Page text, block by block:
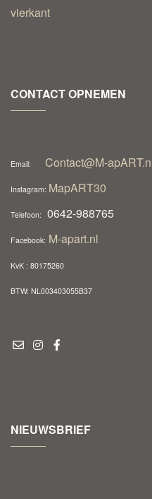
CONTACT OPNEMEN
Email: Contact@M-
Instagram: MapART30
Telefoon: 0642-988765
Facebook: M-apart.nl
KvK : 80175260
BTW: NL003403055B37
NIEUWSBRIEF